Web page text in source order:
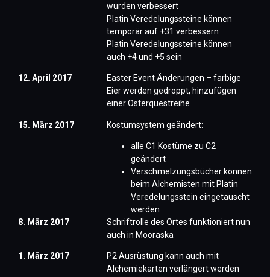
wurden verbessert
Platin Veredelungssteine können
temporär auf +31 verbessern
Platin Veredelungssteine können
auch +4 und +5 sein
12. April 2017
Easter Event Änderungen – farbige
Eier werden gedroppt, hinzufügen
einer Osterquestreihe
15. März 2017 Kostümsystem geändert:
alle C1 Kostüme zu C2
geändert​
Verschmelzungsbücher können
beim Alchemisten mit Platin
Veredelungsstein eingetauscht
werden
8. März 2017
Schriftrolle des Ortes funktioniert nun
auch in Mooraska
1. März 2017
P2 Ausrüstung kann auch mit
Alchemiekarten verlängert werden